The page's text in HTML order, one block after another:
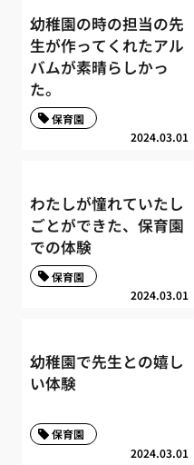
幼稚園の時の担当の先
生が作ってくれたアル
バムが素晴らしかっ
た。
2024.03.01
保育園
わたしが憧れていたし
ごとができた、保育園
での体験
2024.03.01
保育園
幼稚園で先生との嬉し
い体験
2024.03.01
保育園